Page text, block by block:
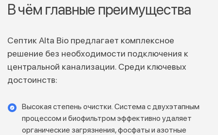
В чём главные преимущества
Септик Alta Bio предлагает комплексное
решение без необходимости подключения к
центральной канализации. Среди ключевых
достоинств:
Высокая степень очистки. Система с двухэтапным
процессом и биофильтром эффективно удаляет
органические загрязнения, фосфаты и азотные